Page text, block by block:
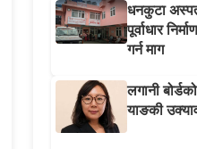
धनकुटा
पूर्वाधार
गर्न माग
लगानी
याङकी